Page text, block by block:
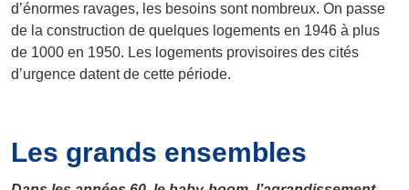
d’énormes ravages, les besoins sont nombreux. On passe
de la construction de quelques logements en 1946 à plus
de 1000 en 1950. Les logements provisoires des cités
d’urgence datent de cette période.
Les grands ensembles